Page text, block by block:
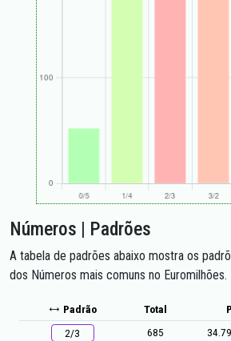
Números | Padrões
A tabela de padrões abaixo mostra os
dos Números mais comuns no Euromilhões.
Padrão Total
2/3
685 34.79